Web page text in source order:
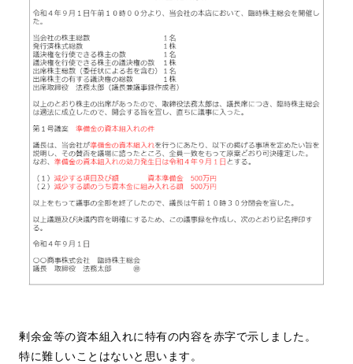
剰余金等の資本組入れに特有の内容を赤字で示しました。
特に難しいことはないと思います。